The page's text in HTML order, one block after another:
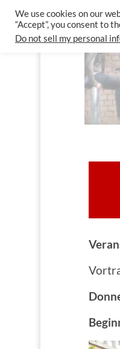
We use cookies on our
“Accept”, you consent to
Do not sell my personal